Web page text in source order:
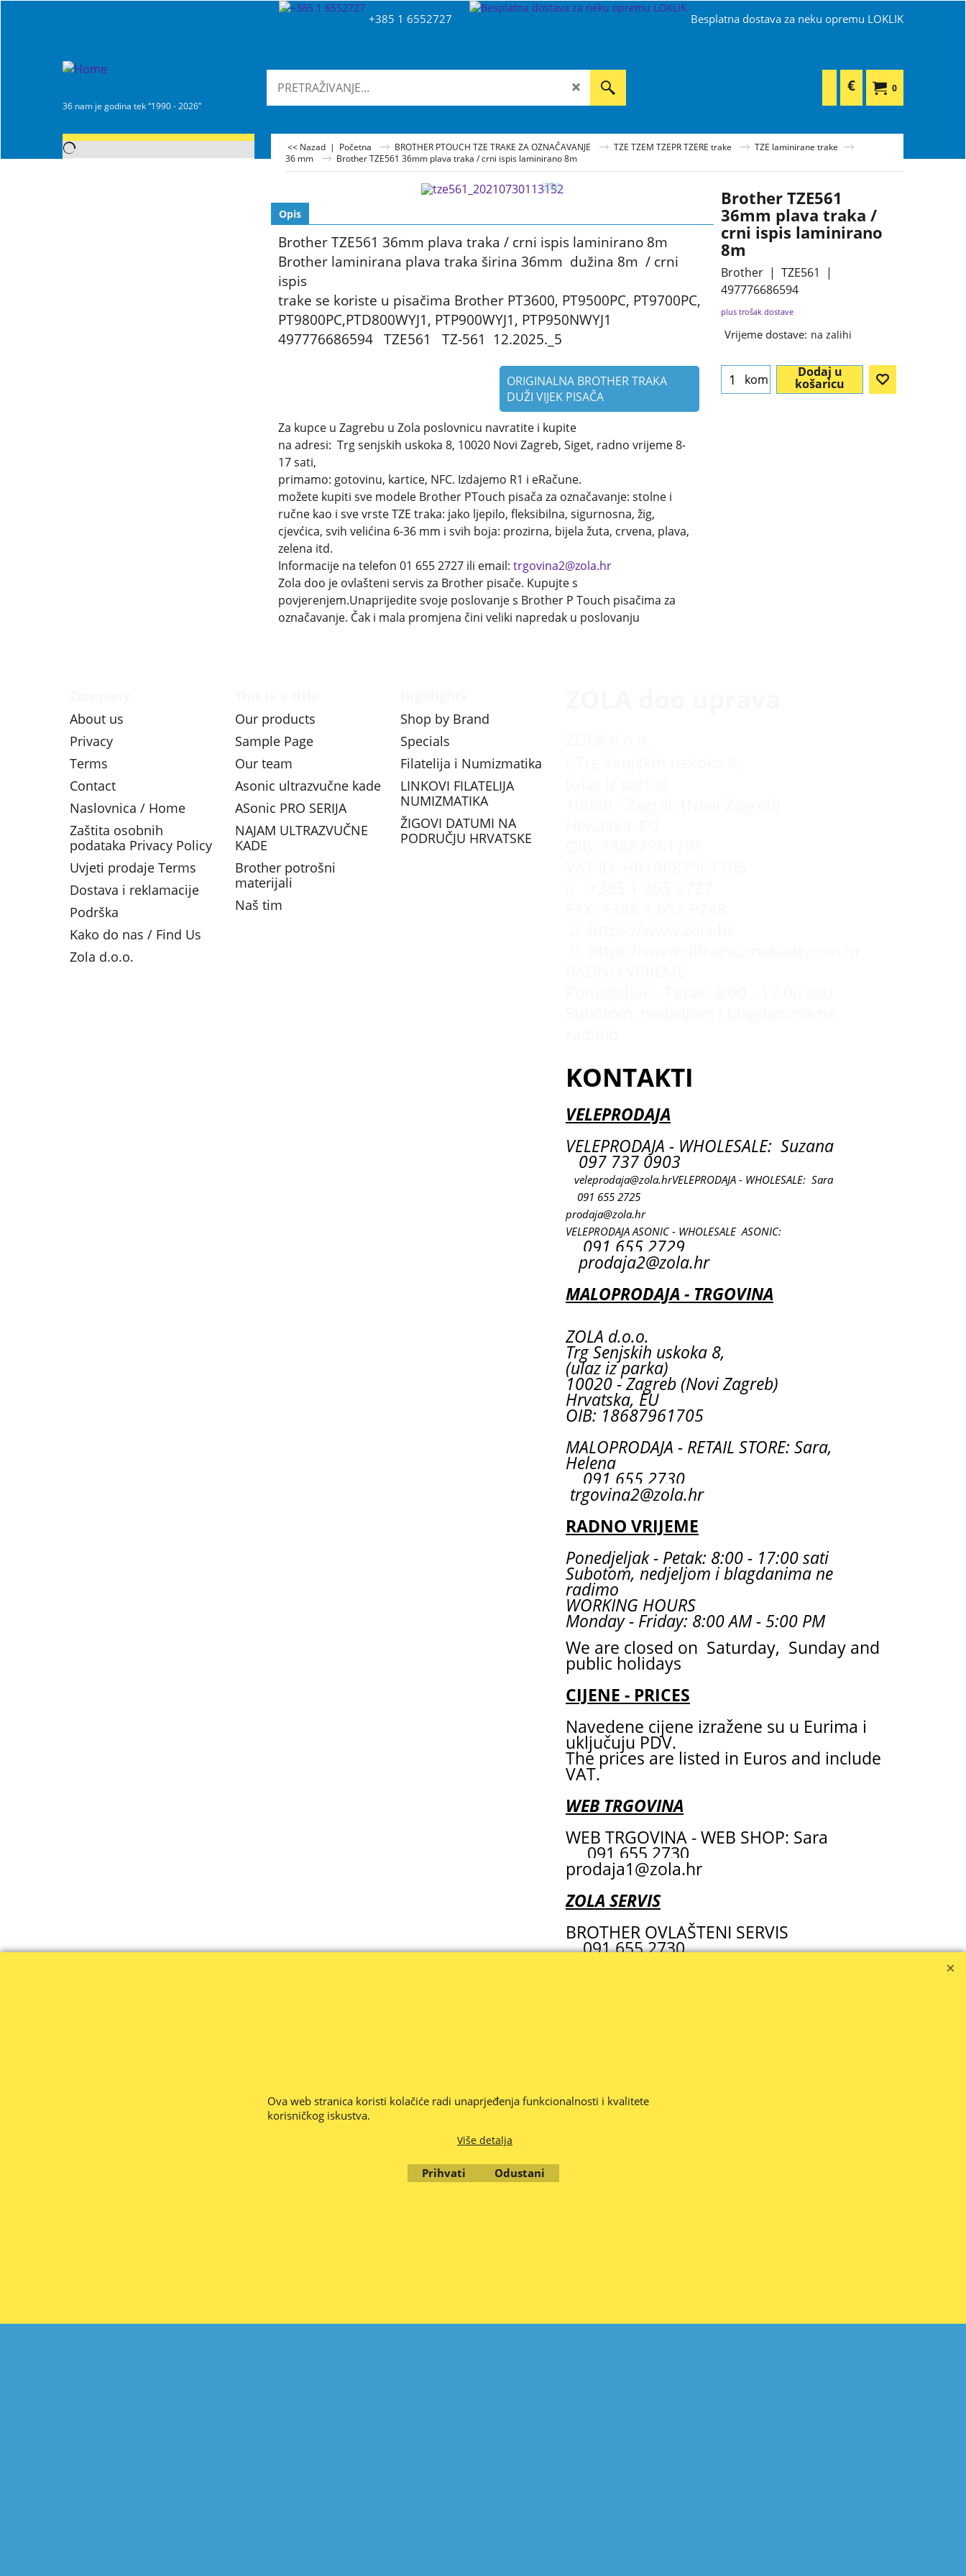
+385 1 6552727 Besplatna dostava za neku opremu LOKLIK
36 nam je godina tek “1990 - 2026”
0
€
<< Nazad | Početna BROTHER PTOUCH TZE TRAKE ZA OZNAČAVANJE TZE TZEM TZEPR TZERE trake
TZE laminirane trake
36 mm
Brother TZE561 36mm plava traka / crni ispis laminirano 8m
Brother TZE561
36mm plava traka /
crni ispis laminirano
8m
Brother
TZE561
497776686594
plus trošak dostave
Vrijeme dostave: na zalihi
kom Dodaj u
košaricu
Opis
Brother TZE561 36mm plava traka / crni ispis laminirano 8m
Brother laminirana plava traka širina 36mm dužina 8m / crni
ispis
trake se koriste u pisačima Brother PT3600, PT9500PC, PT9700PC,
PT9800PC,PTD800WYJ1, PTP900WYJ1, PTP950NWYJ1
497776686594 TZE561 TZ-561 12.2025._5
ORIGINALNA BROTHER TRAKA
DUŽI VIJEK PISAČA
Za kupce u Zagrebu u Zola poslovnicu navratite i kupite
na adresi: Trg senjskih uskoka 8, 10020 Novi Zagreb, Siget, radno vrijeme 8-
17 sati,
primamo: gotovinu, kartice, NFC. Izdajemo R1 i eRačune.
možete kupiti sve modele Brother PTouch pisača za označavanje: stolne i
ručne kao i sve vrste TZE traka: jako ljepilo, fleksibilna, sigurnosna, žig,
cjevćica, svih velićina 6-36 mm i svih boja: prozirna, bijela žuta, crvena, plava,
zelena itd.
Informacije na telefon 01 655 2727 ili email: trgovina2@zola.hr
Zola doo je ovlašteni servis za Brother pisače. Kupujte s
povjerenjem.Unaprijedite svoje poslovanje s Brother P Touch pisačima za
označavanje. Čak i mala promjena čini veliki napredak u poslovanju
About us
Privacy
Terms
Contact
Naslovnica / Home
Zaštita osobnih
podataka Privacy Policy
Uvjeti prodaje Terms
Dostava i reklamacije
Podrška
Kako do nas / Find Us
Zola d.o.o.
Our products
Sample Page
Our team
Asonic ultrazvučne kade
ASonic PRO SERIJA
NAJAM ULTRAZVUČNE
KADE
Brother potrošni
materijali
Naš tim
Shop by Brand
Specials
Filatelija i Numizmatika
LINKOVI FILATELIJA
NUMIZMATIKA
ŽIGOVI DATUMI NA
PODRUČJU HRVATSKE
KONTAKTI
VELEPRODAJA
VELEPRODAJA - WHOLESALE: Suzana
097 737 0903
veleprodaja@zola.hrVELEPRODAJA - WHOLESALE: Sara
091 655 2725
prodaja@zola.hr
VELEPRODAJA ASONIC - WHOLESALE ASONIC:
091 655 2729
prodaja2@zola.hr
MALOPRODAJA - TRGOVINA
ZOLA d.o.o.
Trg Senjskih uskoka 8,
(ulaz iz parka)
10020 - Zagreb (Novi Zagreb)
Hrvatska, EU
OIB: 18687961705
MALOPRODAJA - RETAIL STORE: Sara,
Helena
091 655 2730
trgovina2@zola.hr
RADNO VRIJEME
Ponedjeljak - Petak: 8:00 - 17:00 sati
Subotom, nedjeljom i blagdanima ne
radimo
WORKING HOURS
Monday - Friday: 8:00 AM - 5:00 PM
We are closed on Saturday, Sunday and
public holidays
CIJENE - PRICES
Navedene cijene izražene su u Eurima i
uključuju PDV.
The prices are listed in Euros and include
VAT.
WEB TRGOVINA
WEB TRGOVINA - WEB SHOP: Sara
091 655 2730
prodaja1@zola.hr
ZOLA SERVIS
BROTHER OVLAŠTENI SERVIS
091 655 2730
Stranice su nove i u radu, nemojte nam zamjeriti ako smo nešto krivo napisali ili propustili, stavili krivu sliku, opis, cijenu, nastojat ćemo sve ispraviti.
Ne odgovaramo za eventualne pogreške u opisu proizvoda, krivoj slici, opisu ili krivo napisanoj cijeni.
Web informacija o raspoloživosti robe je promjenjiva i nije obvezujuća, najbolje je provjeriti dostupnost nekih roba telefonski ili e-mailom.
© Zola d.o.o. Zagreb 2010. - 2026.
To create online store
Ova web stranica koristi kolačiće radi unaprjeđenja funkcionalnosti i kvalitete
korisničkog iskustva.
Više detalja
Prihvati Odustani